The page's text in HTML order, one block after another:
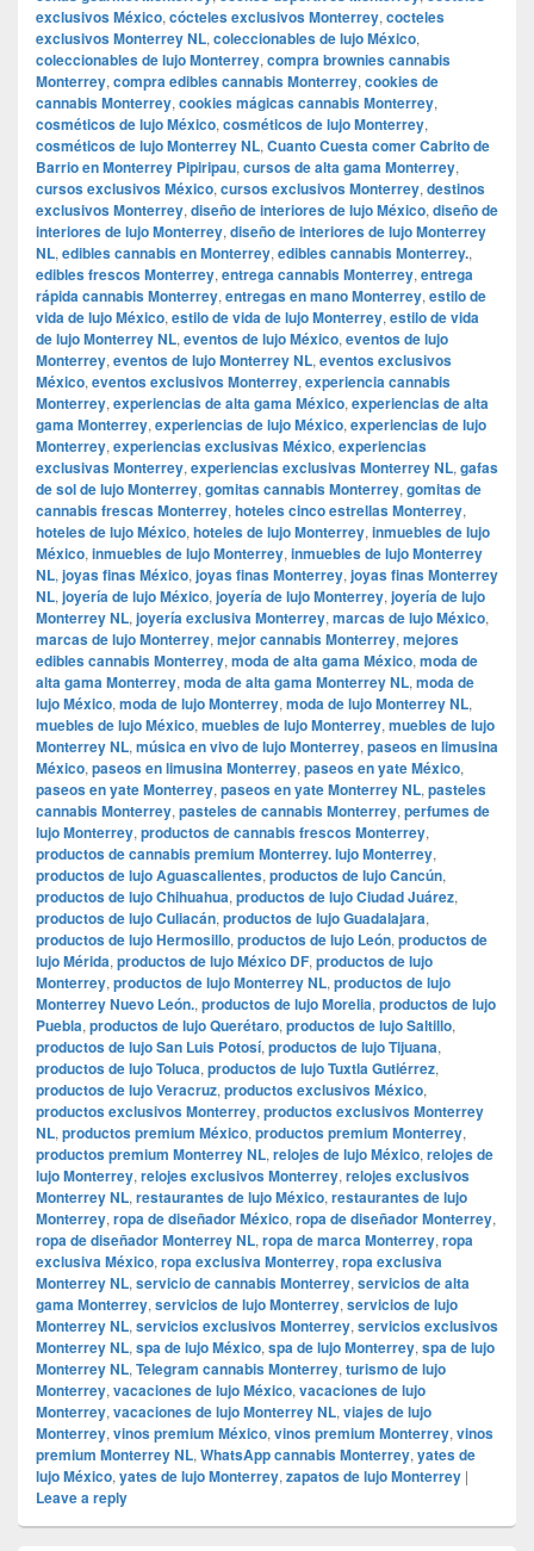
exclusivos México, cócteles exclusivos Monterrey, cocteles
exclusivos Monterrey NL, coleccionables de lujo México,
coleccionables de lujo Monterrey, compra brownies cannabis
Monterrey, compra edibles cannabis Monterrey, cookies de
cannabis Monterrey, cookies mágicas cannabis Monterrey,
cosméticos de lujo México, cosméticos de lujo Monterrey,
cosméticos de lujo Monterrey NL, Cuanto Cuesta comer Cabrito de
Barrio en Monterrey Pipiripau, cursos de alta gama Monterrey,
cursos exclusivos México, cursos exclusivos Monterrey, destinos
exclusivos Monterrey, diseño de interiores de lujo México, diseño de
interiores de lujo Monterrey, diseño de interiores de lujo Monterrey
NL, edibles cannabis en Monterrey, edibles cannabis Monterrey.,
edibles frescos Monterrey, entrega cannabis Monterrey, entrega
rápida cannabis Monterrey, entregas en mano Monterrey, estilo de
vida de lujo México, estilo de vida de lujo Monterrey, estilo de vida
de lujo Monterrey NL, eventos de lujo México, eventos de lujo
Monterrey, eventos de lujo Monterrey NL, eventos exclusivos
México, eventos exclusivos Monterrey, experiencia cannabis
Monterrey, experiencias de alta gama México, experiencias de alta
gama Monterrey, experiencias de lujo México, experiencias de lujo
Monterrey, experiencias exclusivas México, experiencias
exclusivas Monterrey, experiencias exclusivas Monterrey NL, gafas
de sol de lujo Monterrey, gomitas cannabis Monterrey, gomitas de
cannabis frescas Monterrey, hoteles cinco estrellas Monterrey,
hoteles de lujo México, hoteles de lujo Monterrey, inmuebles de lujo
México, inmuebles de lujo Monterrey, inmuebles de lujo Monterrey
NL, joyas finas México, joyas finas Monterrey, joyas finas Monterrey
NL, joyería de lujo México, joyería de lujo Monterrey, joyería de lujo
Monterrey NL, joyería exclusiva Monterrey, marcas de lujo México,
marcas de lujo Monterrey, mejor cannabis Monterrey, mejores
edibles cannabis Monterrey, moda de alta gama México, moda de
alta gama Monterrey, moda de alta gama Monterrey NL, moda de
lujo México, moda de lujo Monterrey, moda de lujo Monterrey NL,
muebles de lujo México, muebles de lujo Monterrey, muebles de lujo
Monterrey NL, música en vivo de lujo Monterrey, paseos en limusina
México, paseos en limusina Monterrey, paseos en yate México,
paseos en yate Monterrey, paseos en yate Monterrey NL, pasteles
cannabis Monterrey, pasteles de cannabis Monterrey, perfumes de
lujo Monterrey, productos de cannabis frescos Monterrey,
productos de cannabis premium Monterrey. lujo Monterrey,
productos de lujo Aguascalientes, productos de lujo Cancún,
productos de lujo Chihuahua, productos de lujo Ciudad Juárez,
productos de lujo Culiacán, productos de lujo Guadalajara,
productos de lujo Hermosillo, productos de lujo León, productos de
lujo Mérida, productos de lujo México DF, productos de lujo
Monterrey, productos de lujo Monterrey NL, productos de lujo
Monterrey Nuevo León., productos de lujo Morelia, productos de lujo
Puebla, productos de lujo Querétaro, productos de lujo Saltillo,
productos de lujo San Luis Potosí, productos de lujo Tijuana,
productos de lujo Toluca, productos de lujo Tuxtla Gutiérrez,
productos de lujo Veracruz, productos exclusivos México,
productos exclusivos Monterrey, productos exclusivos Monterrey
NL, productos premium México, productos premium Monterrey,
productos premium Monterrey NL, relojes de lujo México, relojes de
lujo Monterrey, relojes exclusivos Monterrey, relojes exclusivos
Monterrey NL, restaurantes de lujo México, restaurantes de lujo
Monterrey, ropa de diseñador México, ropa de diseñador Monterrey,
ropa de diseñador Monterrey NL, ropa de marca Monterrey, ropa
exclusiva México, ropa exclusiva Monterrey, ropa exclusiva
Monterrey NL, servicio de cannabis Monterrey, servicios de alta
gama Monterrey, servicios de lujo Monterrey, servicios de lujo
Monterrey NL, servicios exclusivos Monterrey, servicios exclusivos
Monterrey NL, spa de lujo México, spa de lujo Monterrey, spa de lujo
Monterrey NL, Telegram cannabis Monterrey, turismo de lujo
Monterrey, vacaciones de lujo México, vacaciones de lujo
Monterrey, vacaciones de lujo Monterrey NL, viajes de lujo
Monterrey, vinos premium México, vinos premium Monterrey, vinos
premium Monterrey NL, WhatsApp cannabis Monterrey, yates de
lujo México, yates de lujo Monterrey, zapatos de lujo Monterrey |
Leave a reply